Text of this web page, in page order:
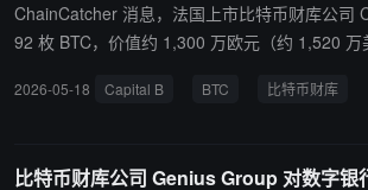
ChainCatcher 消息，法国上市比特币财库公司
92 枚 BTC，价值约 1,300 万欧元（约 1,520 万
35 枚 BTC。此前，该公司曾宣布完成 1,780 万
3,605 枚 BTC 的德国 Bitcoin Group SE。尽管
2026-05-18 Capital B BTC 比特币财库
比特币财库公司 Genius Group 对数字